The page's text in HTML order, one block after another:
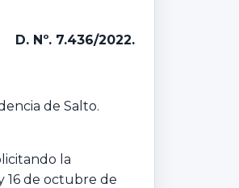
D. Nº. 7.436/2022.
de Salto.
la
16 de octubre de